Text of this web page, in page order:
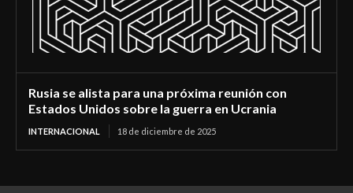
Rusia se alista para una próxima reunión con
Estados Unidos sobre la guerra en Ucrania
INTERNACIONAL 18 de diciembre de 2025